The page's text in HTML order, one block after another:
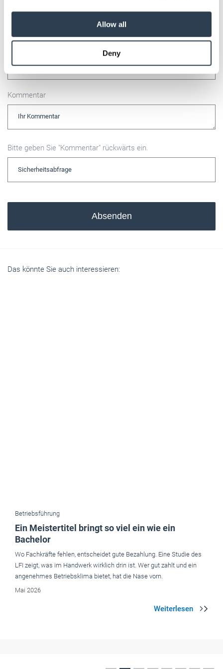
provided to them or that they’ve collected from your use
Weitere Informationen:Impressum Datenschutz
Allow all
Deny
E-Mail
Kommentar
Bitte geben Sie "Kommentar" rückwärts ein.
Absenden
Das könnte Sie auch interessieren:
angenehmes Betriebsklima bietet, hat die Nase vorn.
Mai 2026